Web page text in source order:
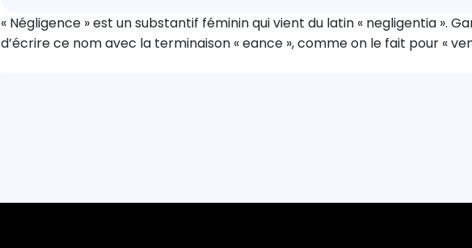
« Négligence » est un substantif féminin qui vient du latin « negligentia ».
d’écrire ce nom avec la terminaison « eance », comme on le fait pour «